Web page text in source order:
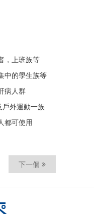
，上班族等
中的學生族等
病人群
外運動一族
都可使用
下一個